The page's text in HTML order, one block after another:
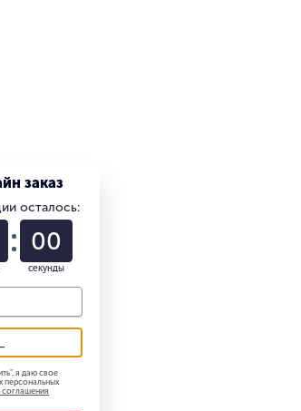
заказ
осталось:
58
секунды
", я даю свое
персональных
соглашения